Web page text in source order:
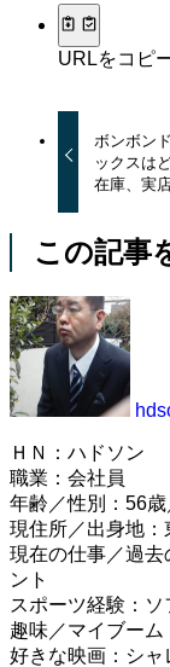
URLをコピ
ボンボン
ックスは
在庫、実
この記事
ＨＮ：ハドソン
職業：会社員
年齢／性別：56歳
現住所／出身地
現在の仕事／過去
ント
スポーツ経験：
趣味／マイブーム
好きな映画：シャ